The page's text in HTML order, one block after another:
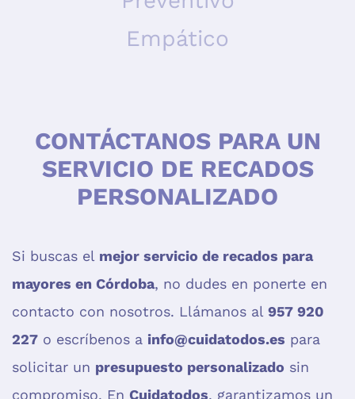
Empático
CONTÁCTANOS PARA UN
SERVICIO DE RECADOS
PERSONALIZADO
Si buscas el mejor servicio de recados para
mayores en Córdoba, no dudes en ponerte en
contacto con nosotros. Llámanos al 957 920
227 o escríbenos a info@cuidatodos.es para
solicitar un presupuesto personalizado sin
compromiso. En Cuidatodos, garantizamos un